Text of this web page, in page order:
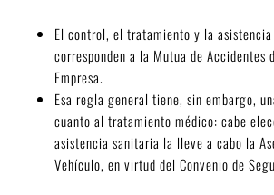
El control, el tratamiento y la
corresponden a la Mutua de Accidentes
Empresa.
Esa regla general tiene, sin embargo,
cuanto al tratamiento médico: cabe
asistencia sanitaria la lleve a cabo la
Vehículo, en virtud del Convenio de